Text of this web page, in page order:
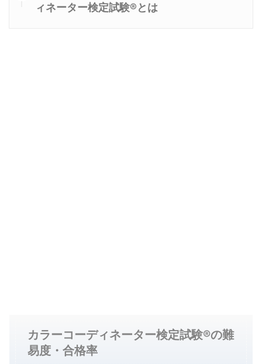
ィネーター検定試験®とは
カラーコーディネーター検定試験®の難
易度・合格率